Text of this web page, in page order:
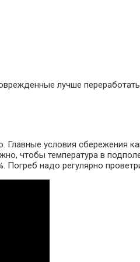
лучше
условия сбережения
чтобы температура в
надо регулярно